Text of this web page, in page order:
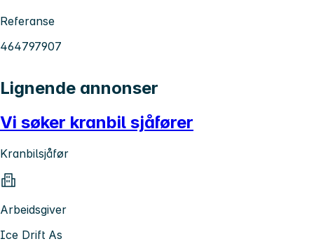
Referanse
464797907
Lignende annonser
Vi søker kranbil sjåfører
Kranbilsjåfør
Arbeidsgiver
Ice Drift As